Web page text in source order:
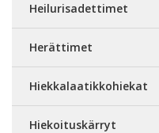
Heilurisadettimet
Herättimet
Hiekkalaatikkohiekat
Hiekoituskärryt